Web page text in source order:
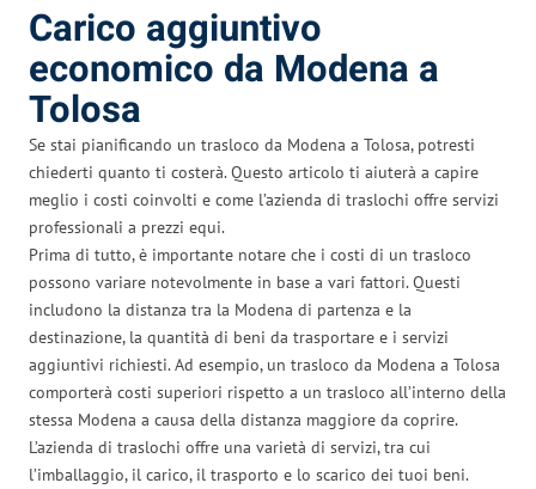
Carico aggiuntivo
economico da Modena a
Tolosa
Se stai pianificando un trasloco da Modena a Tolosa, potresti
chiederti quanto ti costerà. Questo articolo ti aiuterà a capire
meglio i costi coinvolti e come l’azienda di traslochi offre servizi
professionali a prezzi equi.
Prima di tutto, è importante notare che i costi di un trasloco
possono variare notevolmente in base a vari fattori. Questi
includono la distanza tra la Modena di partenza e la
destinazione, la quantità di beni da trasportare e i servizi
aggiuntivi richiesti. Ad esempio, un trasloco da Modena a Tolosa
comporterà costi superiori rispetto a un trasloco all’interno della
stessa Modena a causa della distanza maggiore da coprire.
L’azienda di traslochi offre una varietà di servizi, tra cui
l’imballaggio, il carico, il trasporto e lo scarico dei tuoi beni.